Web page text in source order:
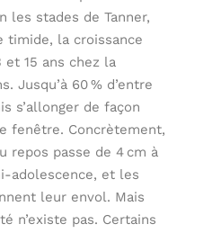
les stades de Tanner,
timide, la croissance
et 15 ans chez la
Jusqu’à 60 % d’entre
s’allonger de façon
fenêtre. Concrètement,
repos passe de 4 cm à
adolescence, et les
leur envol. Mais
n’existe pas. Certains